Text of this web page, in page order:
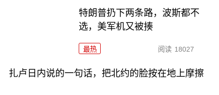
特朗普扔下两条路，波斯都不
选，美军机又被揍
最热 阅读 18027
扎卢日内说的一句话，把北约的脸按在地上摩擦